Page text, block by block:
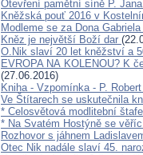
Otevření pamětní síně P.
Kněžská pouť 2016 v
Modleme se za Dona
Kněz je největší Boží dar
O.Nik slaví 20 let kněžství a
EVROPA NA KOLENOU? K
(27.06.2016)
Kniha - Vzpomínka - P.
Ve Štítarech se uskutečnila
* Celosvětová modlitební
* Na Svatém Hostýně se
Rozhovor s jáhnem
Otec Nik nadále slaví 45.